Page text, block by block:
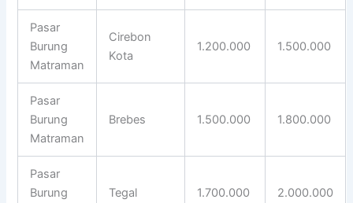
Pasar
Burung
Matraman
Cirebon
Kota
1.200.000 1.500.000
Pasar
Burung
Matraman
Brebes 1.500.000 1.800.000
Pasar
Burung
Tegal 1.700.000 2.000.000